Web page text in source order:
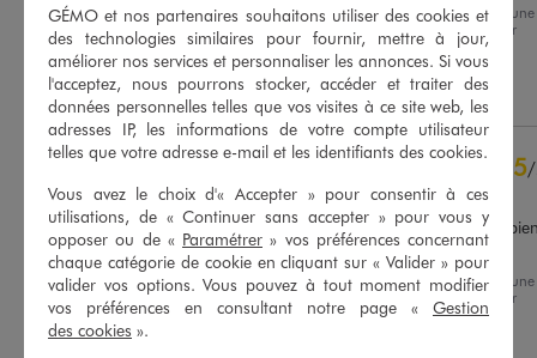
Basé sur 18 avis soumis à un
contrôle
Voir tous les avis sur ce site
5étoiles
10
4étoiles
6
3étoiles
1
étoile
Trier les avis
Avis du04/08/2026 , suite à une
expérience du
22/07/2026
par
Maude P.
Utile(0) Signaler
5/
Avis vérifié et récompensé
Mon fils est content. Il est
dedans.
Avis du29/07/2026 , suite à une
expérience du15/07/2026
par
Celine V.
GÉMO et nos partenaires souhaitons utiliser des cookies et
des technologies similaires pour fournir, mettre à jour,
améliorer nos services et personnaliser les annonces. Si vous
l'acceptez, nous pourrons stocker, accéder et traiter des
données personnelles telles que vos visites à ce site web, les
adresses IP, les informations de votre compte utilisateur
telles que votre adresse e-mail et les identifiants des cookies.
Vous avez le choix d'« Accepter » pour consentir à ces
utilisations, de « Continuer sans accepter » pour vous y
opposer ou de « Paramétrer » vos préférences concernant
chaque catégorie de cookie en cliquant sur « Valider » pour
valider vos options. Vous pouvez à tout moment modifier
vos préférences en consultant notre page « Gestion
des cookies ».